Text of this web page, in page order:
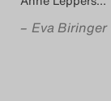
– Eva Biringer